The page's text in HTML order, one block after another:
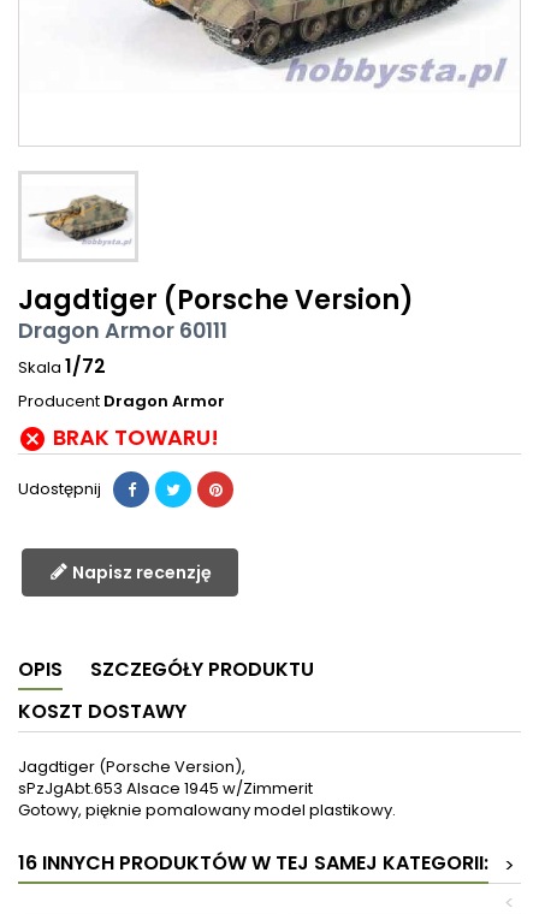
Jagdtiger (Porsche Version)
Dragon Armor 60111
Skala 1/72
Producent Dragon Armor
 BRAK TOWARU!
Udostępnij
Napisz recenzję
OPIS
SZCZEGÓŁY PRODUKTU
KOSZT DOSTAWY
Jagdtiger (Porsche Version),
sPzJgAbt.653 Alsace 1945 w/Zimmerit
Gotowy, pięknie pomalowany model plastikowy.
16 INNYCH PRODUKTÓW W TEJ SAMEJ KATEGORII:
>
<